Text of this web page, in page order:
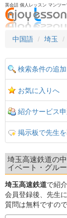
英会話 個人レッスン マンツー
中国語
埼玉
検索条件の追
お気に入りへ
紹介サービス
掲示板で先生
埼玉高速鉄道の
イベート・グル
埼玉高速鉄道で紹
会員登録後、先生
質問は無料ですの